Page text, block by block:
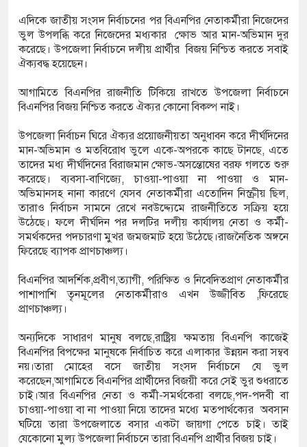
এদিকে জাতীয় সংসদ নির্বাচনের পর বিএনপির নেতাকর্মীরা নিজেদের
ভুল উপলব্ধি করে নিজেদের মধ্যকার ক্ষোভ আর মান-অভিমান দুর
করেছে। উপজেলা নির্বাচনে দলীয় প্রার্থীর বিজয় নিশ্চিত করতে সবাই
ঐক্যবদ্ধ হয়েছেন।
আগামিতে বিএনপির রাজনীতি টিকিয়ে রাখতে উপজেলা নির্বাচনে
বিএনপির বিজয় নিশ্চিত করতে ঐক্যর কোনো বিকল্প নাই।
উপজেলা নির্বাচন ঘিরে ঐক্যর প্রয়োজনীয়তা অনুধাবন করে দীর্ঘদিনের
মান-অভিমান ও মতবিরোধ ভুলে একে-অপরকে কাছে টানছে, এতে
তাদের মধ্য দীর্ঘদিনের বিরাজমান ক্ষোভ-অসন্তোষের বরফ গলতে শুরু
করেছে। ব্যবসা-বাণিজ্যে, চাওয়া-পাওয়া না পাওয়া ও মান-
অভিমানসহ নানা কারণে যেসব নেতাকর্মীরা এতোদিন নিস্ক্রীয় ছিল,
তারাও নির্বাচন সামনে রেখে নবউদ্দ্যেমে রাজনীতিতে সক্রিয় হয়ে
উঠেছে। ফলে দীর্ঘদিন পর দলটির দলীয় কার্যালয় নেতা ও কর্মী-
সমর্থকদের পদচারণা মুখর জমজমাট হয়ে উঠেছে।রাজনৈতিক অঙ্গনে
ফিরেছে ব্যাপক প্রাণচাঞ্চল্য।
বিএনপির আদর্শিক,প্রবীণ,ত্যাগী, পরিক্ষিত ও নিবেদিতপ্রাণ নেতাকর্মীর
পাশাপাশি তৃনমূলের নেতাকর্মীরাও এখন উজ্জীবিত ,ফিরেছে
প্রাণচাঞ্চল্য।
অন্যদিকে সাধারণ মানুষ বলছে,রাষ্ট্রিয় ক্ষমতায় বিএনপি কাজেই
বিএনপির বিপক্ষের মানুষকে নির্বাচিত করে এলাকার উন্নয়ন করা সম্বব
নয়।তারা মোহের বসে জাতীয় সংসদ নির্বাচনে যে ভুল
করেছেন,আগামিতে বিএনপির প্রার্থীদের বিজয়ী করে সেই ভুর শুধরাতে
চাই।আর বিএনপির নেতা ও কর্মী-সমর্থকেরা বলছে,পদ-পদবী বা
চাওয়া-পাওয়া বা না পাওয়া নিয়ে তাদের মধ্যে মতপার্থক্যের অবসান
ঘটিয়ে তারা উপজেলাতে বসার একটা জায়গা পেতে চাই। তাই
যেকোনো মুল্য উপজেলা নির্বাচনে তারা বিএনপি প্রার্থীর বিজয় চাই।